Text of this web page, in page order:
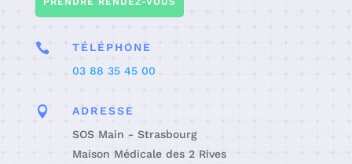

TÉLÉPHONE
03 88 35 45 00

ADRESSE
SOS Main - Strasbourg
Maison Médicale des 2 Rives